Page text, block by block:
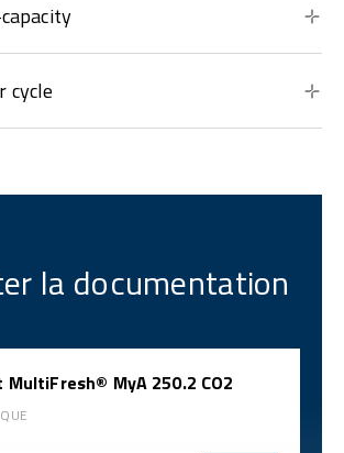
cycle
la documentation
MyA 250.2 CO2